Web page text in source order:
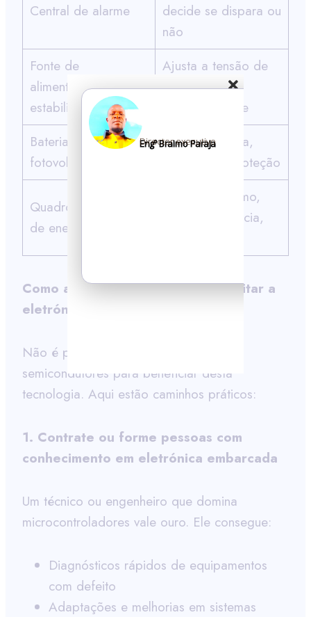
Central de alarme
decide se dispara ou
não
Fonte de
alimentação
estabilizada
Ajusta a tensão de
saída
constantemente
Bateria de gerador
fotovoltaico
Gerencia carga,
descarga e proteção
Quadro de medição
de energia
Calcula consumo,
fator de potência,
Como a sua empresa pode aproveitar a
eletrónica embarcada?
Não é preciso ser uma fábrica de
semicondutores para beneficiar desta
tecnologia. Aqui estão caminhos práticos:
1. Contrate ou forme pessoas com
conhecimento em eletrónica embarcada
Um técnico ou engenheiro que domina
microcontroladores vale ouro. Ele consegue:
Diagnósticos rápidos de equipamentos
com defeito
Adaptações e melhorias em sistemas
Engº Braimo Paraja
Director executivo